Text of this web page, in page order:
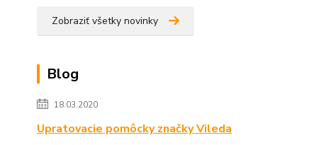
Zobraziť všetky novinky
Blog
18.03.2020
Upratovacie pomôcky značky Vileda